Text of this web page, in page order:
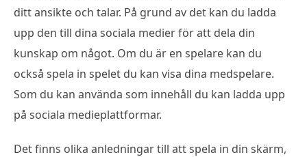
ditt ansikte och talar. På grund av det kan du ladda
upp den till dina sociala medier för att dela din
kunskap om något. Om du är en spelare kan du
också spela in spelet du kan visa dina medspelare.
Som du kan använda som innehåll du kan ladda upp
på sociala medieplattformar.
Det finns olika anledningar till att spela in din skärm,